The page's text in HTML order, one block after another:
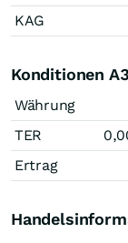
KAG
Konditionen
Währung
TER
Ertrag